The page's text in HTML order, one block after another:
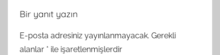
Bir yanıt yazın
E-posta adresiniz yayınlanmayacak. Gerekli
alanlar * ile işaretlenmişlerdir